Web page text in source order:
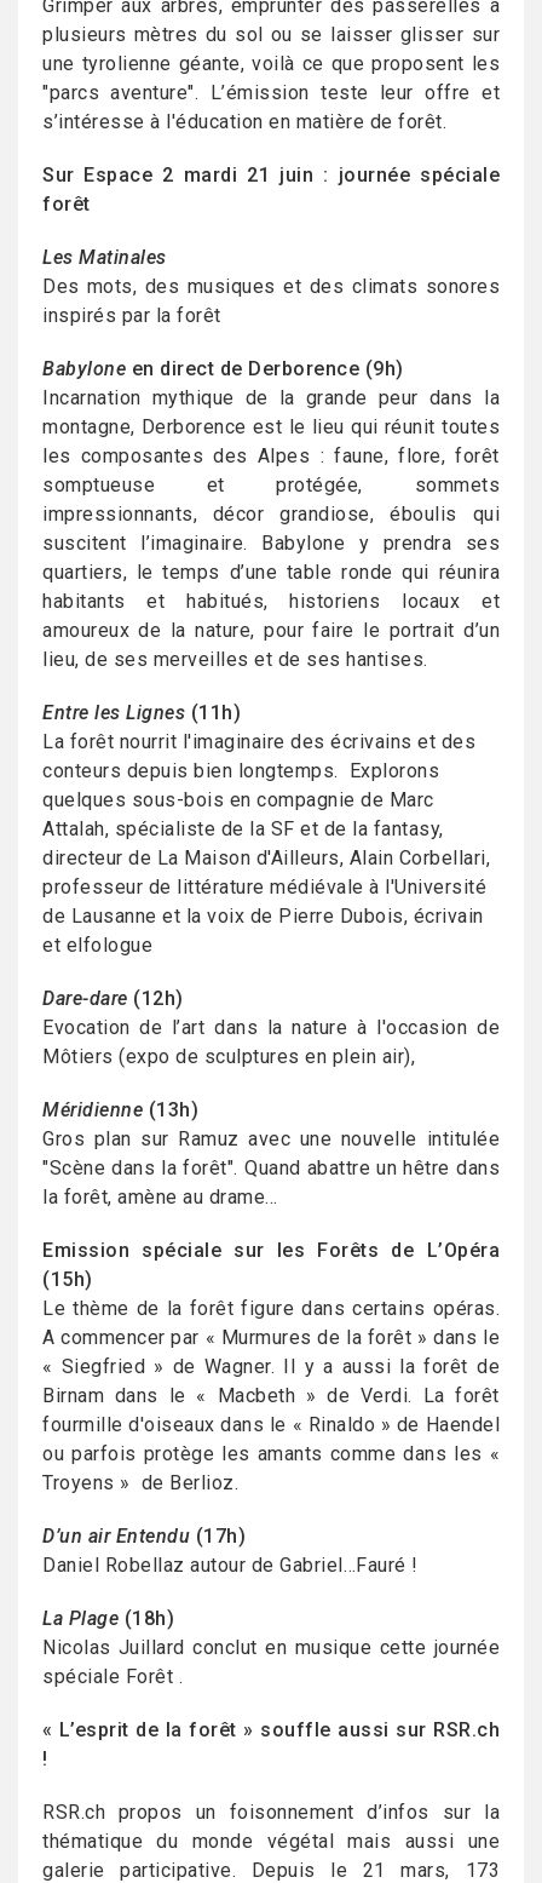
Grimper aux arbres, emprunter des passerelles à
plusieurs mètres du sol ou se laisser glisser sur
une tyrolienne géante, voilà ce que proposent les
"parcs aventure". L’émission teste leur offre et
s’intéresse à l'éducation en matière de forêt.
Sur Espace 2 mardi 21 juin : journée spéciale
forêt
Les Matinales
Des mots, des musiques et des climats sonores
inspirés par la forêt
Babylone en direct de Derborence (9h)
Incarnation mythique de la grande peur dans la
montagne, Derborence est le lieu qui réunit toutes
les composantes des Alpes : faune, flore, forêt
somptueuse et protégée, sommets
impressionnants, décor grandiose, éboulis qui
suscitent l’imaginaire. Babylone y prendra ses
quartiers, le temps d’une table ronde qui réunira
habitants et habitués, historiens locaux et
amoureux de la nature, pour faire le portrait d’un
lieu, de ses merveilles et de ses hantises.
Entre les Lignes (11h)
La forêt nourrit l'imaginaire des écrivains et des
conteurs depuis bien longtemps. Explorons
quelques sous-bois en compagnie de Marc
Attalah, spécialiste de la SF et de la fantasy,
directeur de La Maison d'Ailleurs, Alain Corbellari,
professeur de littérature médiévale à l'Université
de Lausanne et la voix de Pierre Dubois, écrivain
et elfologue
Dare-dare (12h)
Evocation de l’art dans la nature à l'occasion de
Môtiers (expo de sculptures en plein air),
Méridienne (13h)
Gros plan sur Ramuz avec une nouvelle intitulée
"Scène dans la forêt". Quand abattre un hêtre dans
la forêt, amène au drame...
Emission spéciale sur les Forêts de L’Opéra
(15h)
Le thème de la forêt figure dans certains opéras.
A commencer par « Murmures de la forêt » dans le
« Siegfried » de Wagner. Il y a aussi la forêt de
Birnam dans le « Macbeth » de Verdi. La forêt
fourmille d'oiseaux dans le « Rinaldo » de Haendel
ou parfois protège les amants comme dans les «
Troyens » de Berlioz.
D’un air Entendu (17h)
Daniel Robellaz autour de Gabriel…Fauré !
La Plage (18h)
Nicolas Juillard conclut en musique cette journée
spéciale Forêt .
« L’esprit de la forêt » souffle aussi sur RSR.ch
!
RSR.ch propos un foisonnement d’infos sur la
thématique du monde végétal mais aussi une
galerie participative. Depuis le 21 mars, 173